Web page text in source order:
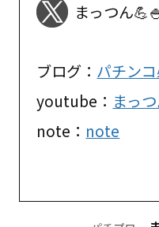
まっつん
ブログ： パチン
youtube： まっ
note： note